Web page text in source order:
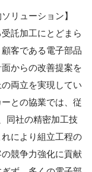
リューション】
託加工にとどまら
客である電子部品
からの改善提案を
両立を実現してい
との協業では、従
同社の精密加工技
により組立工程の
競争力強化に貢献